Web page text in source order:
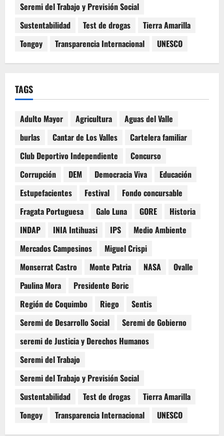
Seremi del Trabajo y Previsión Social
Sustentabilidad
Test de drogas
Tierra Amarilla
Tongoy
Transparencia Internacional UNESCO
TAGS
Adulto Mayor Agricultura
Aguas del Valle
burlas
Cantar de Los Valles
Cartelera familiar
Club Deportivo Independiente
Concurso
Corrupción
DEM Democracia Viva
Educación
Estupefacientes
Festival
Fondo concursable
Fragata Portuguesa
Galo Luna GORE
Historia
INDAP
INIA Intihuasi IPS
Medio Ambiente
Mercados Campesinos
Miguel Crispi
Monserrat Castro
Monte Patria NASA
Ovalle
Paulina Mora
Presidente Boric
Región de Coquimbo
Riego
Sentis
Seremi de Desarrollo Social
Seremi de Gobierno
seremi de Justicia y Derechos Humanos
Seremi del Trabajo
Seremi del Trabajo y Previsión Social
Sustentabilidad
Test de drogas
Tierra Amarilla
Tongoy
Transparencia Internacional UNESCO